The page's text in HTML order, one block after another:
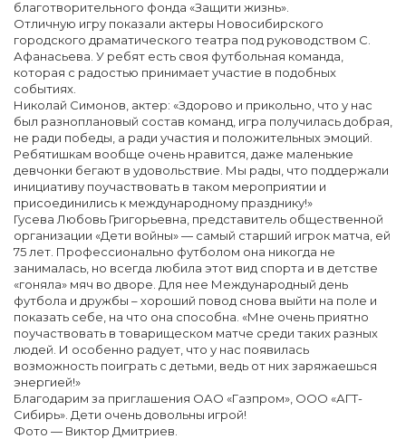
благотворительного фонда «Защити жизнь».
Отличную игру показали актеры Новосибирского
городского драматического театра под руководством С.
Афанасьева. У ребят есть своя футбольная команда,
которая с радостью принимает участие в подобных
событиях.
Николай Симонов, актер: «Здорово и прикольно, что у нас
был разноплановый состав команд, игра получилась добрая,
не ради победы, а ради участия и положительных эмоций.
Ребятишкам вообще очень нравится, даже маленькие
девчонки бегают в удовольствие. Мы рады, что поддержали
инициативу поучаствовать в таком мероприятии и
присоединились к международному празднику!»
Гусева Любовь Григорьевна, представитель общественной
организации «Дети войны» — самый старший игрок матча, ей
75 лет. Профессионально футболом она никогда не
занималась, но всегда любила этот вид спорта и в детстве
«гоняла» мяч во дворе. Для нее Международный день
футбола и дружбы – хороший повод снова выйти на поле и
показать себе, на что она способна. «Мне очень приятно
поучаствовать в товарищеском матче среди таких разных
людей. И особенно радует, что у нас появилась
возможность поиграть с детьми, ведь от них заряжаешься
энергией!»
Благодарим за приглашения ОАО «Газпром», ООО «АГТ-
Сибирь». Дети очень довольны игрой!
Фото — Виктор Дмитриев.